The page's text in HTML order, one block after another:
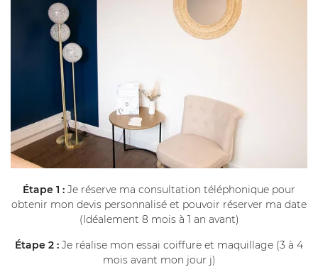
Étape 1 : Je réserve ma consultation téléphonique pour
obtenir mon devis personnalisé et pouvoir réserver ma date
(Idéalement 8 mois à 1 an avant)
Étape 2 : Je réalise mon essai coiffure et maquillage (3 à 4
mois avant mon jour j)